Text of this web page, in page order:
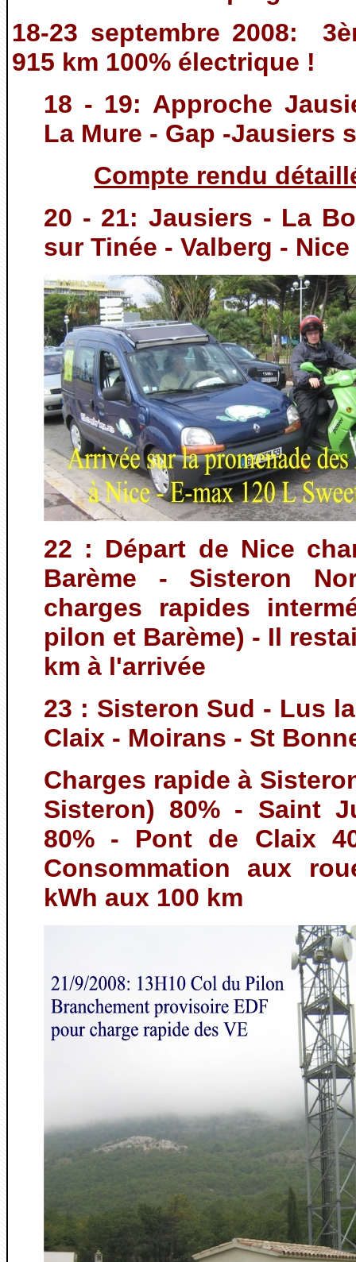
18-23 septembre 2008:
915 km 100% électrique !
18 - 19: Approche
La Mure - Gap -Jausiers
Compte rendu
20 - 21: Jausiers - La
sur Tinée - Valberg -
22 : Départ de Nice
Barème - Sisteron
charges rapides
pilon et Barème) - Il
km à l'arrivée
23 : Sisteron Sud - Lus
Claix - Moirans - St
Charges rapide à
Sisteron) 80% - Saint
80% - Pont de Claix
Consommation aux
kWh aux 100 km